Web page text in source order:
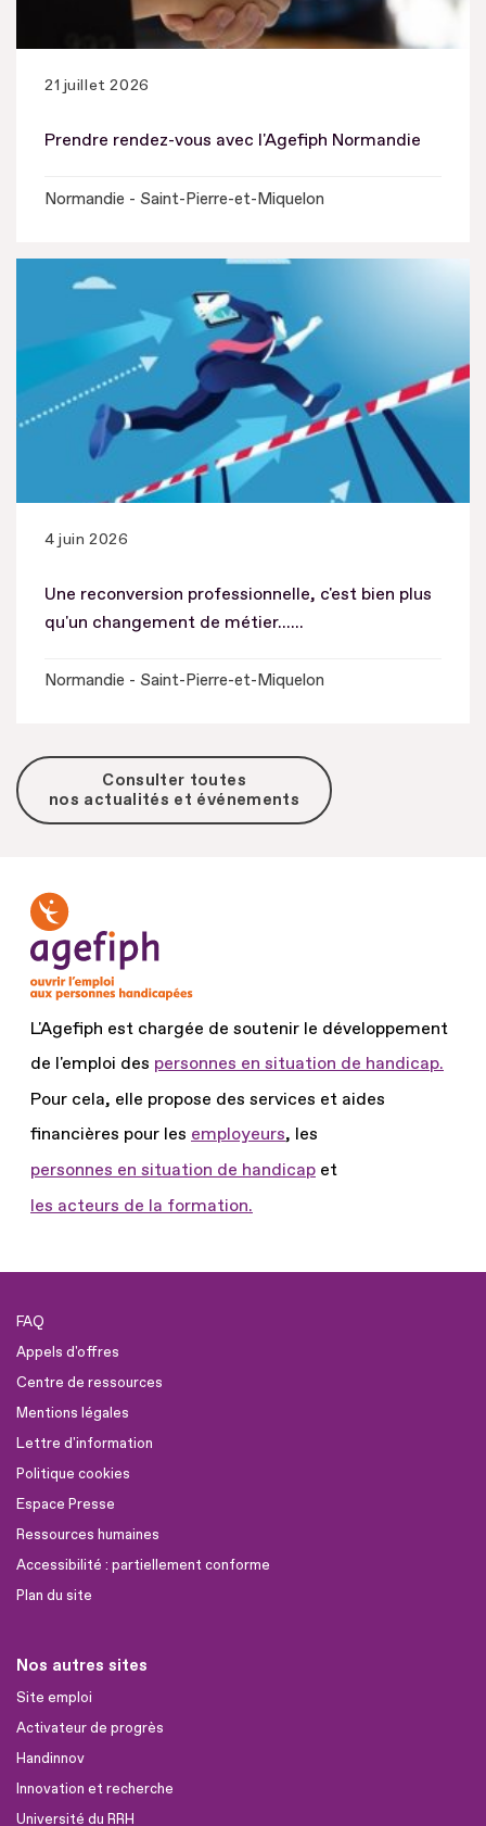
21 juillet 2026
Prendre rendez-vous avec l'Agefiph Normandie
Normandie - Saint-Pierre-et-Miquelon
4 juin 2026
Une reconversion professionnelle, c'est bien plus
qu'un changement de métier......
Normandie - Saint-Pierre-et-Miquelon
Consulter toutes
nos actualités et événements
L'Agefiph est chargée de soutenir le développement
de l'emploi des personnes en situation de handicap.
Pour cela, elle propose des services et aides
financières pour les employeurs, les
personnes en situation de handicap et
les acteurs de la formation.
FAQ
Appels d'offres
Centre de ressources
Mentions légales
Lettre d'information
Politique cookies
Espace Presse
Ressources humaines
Accessibilité : partiellement conforme
Plan du site
Nos autres sites
Site emploi
Activateur de progrès
Handinnov
Innovation et recherche
Université du RRH